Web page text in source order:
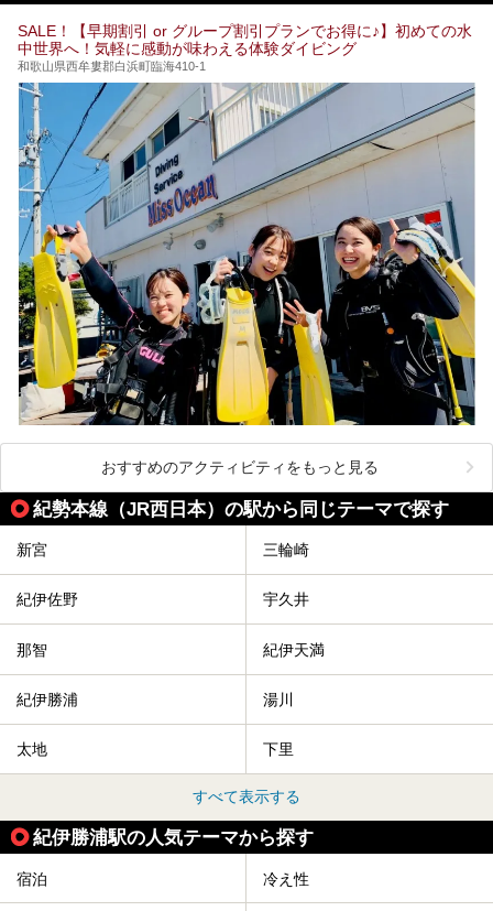
SALE！【早期割引 or グループ割引プランでお得に♪】初めての水
中世界へ！気軽に感動が味わえる体験ダイビング
和歌山県西牟婁郡白浜町臨海410-1
おすすめのアクティビティをもっと見る
紀勢本線（JR西日本）の駅から同じテーマで探す
新宮 三輪崎
紀伊佐野 宇久井
那智 紀伊天満
紀伊勝浦 湯川
太地 下里
すべて表示する
紀伊勝浦駅の人気テーマから探す
宿泊 冷え性